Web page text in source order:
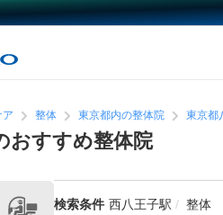
ア 整体 東京都内の整体院 東京都
おすすめ整体院
検索条件 西八王子駅 整体